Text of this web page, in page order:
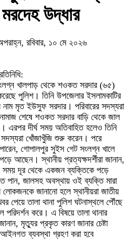
উদ্ধার
রবিবার, ১০ মে ২০২৬
খালপাড় থেকে শওকত সরদার (৬৫)
পুলিশ। তিনি উপজেলার ইসলামকাটির
নাম মৃত ইউসুফ সরদার। পরিবারের সদস্যরা
শেষে শওকত সরদার বাড়ি থেকে জাল
এরপর দীর্ঘ সময় অতিবাহিত হলেও তিনি
সদস্যরা খোঁজাখুঁজি শুরু করেন। পরে
পারেন, গোপালপুর সুইস গেট সংলগ্ন খালে
আছেন। স্থানীয় প্রত্যক্ষদর্শীরা জানান,
সময় দূর থেকে একজন ব্যক্তিকে পড়ে
পান, জালসহ অবস্থায় ওই ব্যক্তি মারা
জানানো হলে স্থানীয়রা জাতীয়
পেয়ে তালা থানা পুলিশ ঘটনাস্থলে পৌঁছে
করে। এ বিষয়ে তালা থানার
মৃত্যুর প্রকৃত কারণ জানার চেষ্টা
ব্যবস্থা গ্রহণ করা হবে